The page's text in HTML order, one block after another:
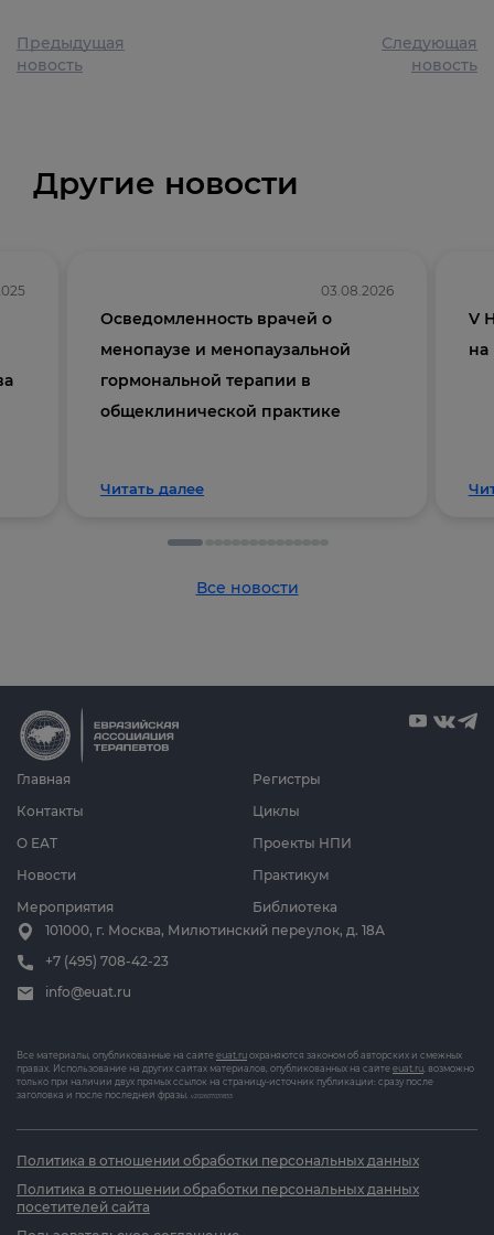
Предыдущая
новость
Следующая
новость
Другие новости
03.08.2026
Осведомленность врачей о
менопаузе и менопаузальной
гормональной терапии в
общеклинической практике
Читать далее
V
на
Все новости
Главная
О ЕАТ
Новости
Мероприятия
Циклы
Проекты НПИ
Практикум
Библиотека
Регистры
Контакты
101000, г. Москва, Милютинский переулок, д. 18А
+7 (495) 708-42-23
info@euat.ru
Все материалы, опубликованные на сайте euat.ru охраняются законом об авторских и смежных
правах. Использование на других сайтах материалов, опубликованных на сайте euat.ru, возможно
только при наличии двух прямых ссылок на страницу-источник публикации: сразу после
заголовка и после последней фразы. v202607031833
Политика в отношении обработки персональных данных
Политика в отношении обработки персональных данных
посетителей сайта